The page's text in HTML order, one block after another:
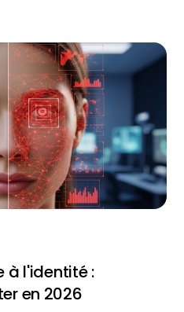
à l'identité :
en 2026